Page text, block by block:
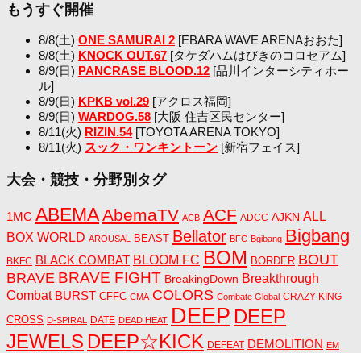
もうすぐ開催
8/8(土) ONE SAMURAI 2 [EBARA WAVE ARENAおおた]
8/8(土) KNOCK OUT.67 [タケダハムはびきのコロセアム]
8/9(日) PANCRASE BLOOD.12 [品川インターシティホー
ル]
8/9(日) KPKB vol.29 [アクロス福岡]
8/9(日) WARDOG.58 [大阪 住吉区民センター]
8/11(火) RIZIN.54[TOYOTA ARENA TOKYO]
8/11(火) スック・ワンキントーン [新宿フェイス]
大会・競技・分野別タグ
1MC ABEMA AbemaTV ACB ACF ADCC AJKN ALL
BOX WORLD AROUSAL BEAST Bellator BFC Bgibang Bigbang
BKFC BLACK COMBAT BLOOM FC BOM BORDER BOUT
BRAVE BRAVE FIGHT BreakingDown Breakthrough
Combat BURST CFFC CMA COLORS Combate Global CRAZY KING
CROSS D-SPIRAL DATE DEAD HEAT DEEP DEEP
JEWELS DEEP☆KICK DEFEAT DEMOLITION EM